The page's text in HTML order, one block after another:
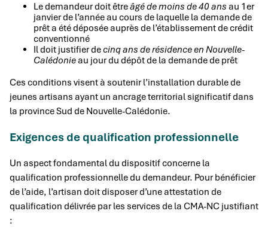
Le demandeur doit êtreâgé de moins de 40 ans au 1er
janvier de l’année au cours de laquelle la demande de
prêt a été déposée auprès de l’établissement de crédit
conventionné
Il doit justifier decinq ans de résidence en Nouvelle-
Calédonieau jour du dépôt de la demande de prêt
Ces conditions visent à soutenir l’installation durable de
jeunes artisans ayant un ancrage territorial significatif dans
la province Sud de Nouvelle-Calédonie.
Exigences de qualification professionnelle
Un aspect fondamental du dispositif concerne la
qualification professionnelle du demandeur. Pour bénéficier
de l’aide, l’artisan doit disposer d’une attestation de
qualification délivrée par les services de la CMA-NC justifiant
: